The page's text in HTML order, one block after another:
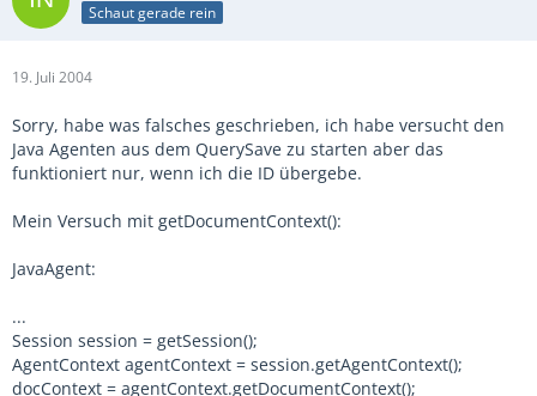
Schaut gerade rein
19. Juli 2004
Sorry, habe was falsches geschrieben, ich habe versucht den
Java Agenten aus dem QuerySave zu starten aber das
funktioniert nur, wenn ich die ID übergebe.
Mein Versuch mit getDocumentContext():
JavaAgent:
...
Session session = getSession();
AgentContext agentContext = session.getAgentContext();
docContext = agentContext.getDocumentContext();